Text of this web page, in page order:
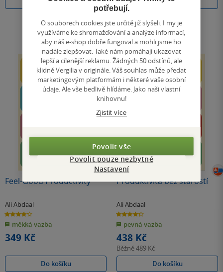
Feel-Good Productivity
Ali Abdaal
4.3
z
5
hvězdiček
měkká vazba
349 Kč
Do košíku
Produktivita bez starostí
Ali Abdaal
4.3
z
5
hvězdiček
pevná vazba
438 Kč
Běžně489 Kč
Do košíku
potřebují.
O souborech cookies jste určitě již slyšeli. I my je
využíváme ke shromažďování a analýze informací,
aby náš e-shop dobře fungoval a mohli jsme ho
nadále zlepšovat. Také nám pomáhají ukazovat
lepší a cílenější reklamu. Žádných 50 odstínů, ale
klidně Vergilia v originále. Váš souhlas může předat
marketingovým platformám i některé vaše osobní
údaje. Ale vše bedlivě hlídáme. Jako naši vlastní
knihovnu!
Zjistit více
Povolit vše
Povolit pouze nezbytné
Nastavení